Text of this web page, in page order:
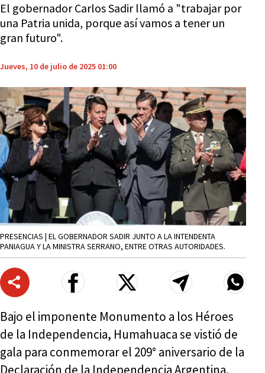
El gobernador Carlos Sadir llamó a "trabajar por
una Patria unida, porque así vamos a tener un
gran futuro".
Jueves, 10 de julio de 2025 01:00
PRESENCIAS | EL GOBERNADOR SADIR JUNTO A LA INTENDENTA
PANIAGUA Y LA MINISTRA SERRANO, ENTRE OTRAS AUTORIDADES.
Bajo el imponente Monumento a los Héroes
de la Independencia, Humahuaca se vistió de
gala para conmemorar el 209° aniversario de la
Declaración de la Independencia Argentina.